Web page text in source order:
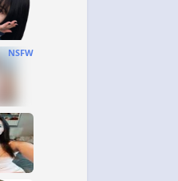
NSFW